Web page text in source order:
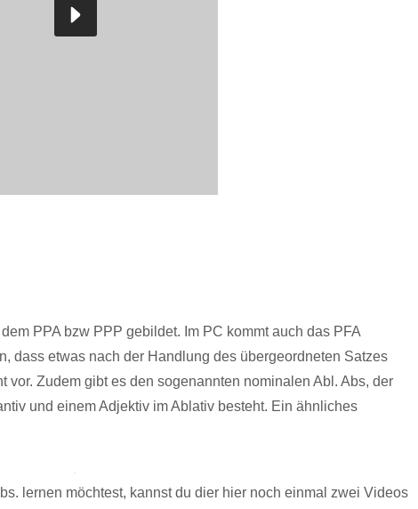
PPA bzw PPP gebildet. Im PC kommt auch das PFA
dass etwas nach der Handlung des übergeordneten Satzes
vor. Zudem gibt es den sogenannten nominalen Abl. Abs, der
und einem Adjektiv im Ablativ besteht. Ein ähnliches
lernen möchtest, kannst du dier hier noch einmal zwei Videos